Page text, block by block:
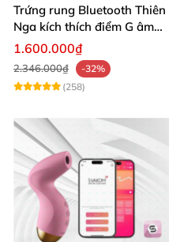
Trứng rung Bluetooth Thiên
Nga kích thích điểm G âm
vật thay đổi không khí yêu
1.600.000₫
2.346.000₫
-32%
(258)